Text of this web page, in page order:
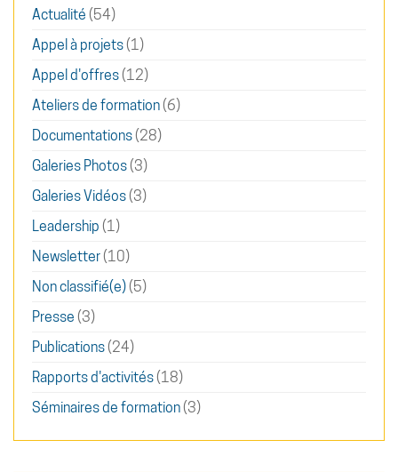
Actualité (54)
Appel à projets(1)
Appel d'offres(12)
Ateliers de formation(6)
Documentations(28)
Galeries Photos(3)
Galeries Vidéos(3)
Leadership (1)
Newsletter(10)
Non classifié(e)(5)
Presse (3)
Publications(24)
Rapports d'activités(18)
Séminaires de formation(3)